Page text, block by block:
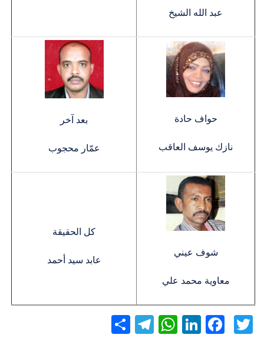
عبد الله الشيخ
حواف حادة
نازك يوسف العاقب
بعد آخر
عمّار محجوب
شوف عيني
معاوية محمد علي
كل الحقيقة
عابد سيد أحمد
Twitter
Facebook
LinkedIn
WhatsApp
Telegram